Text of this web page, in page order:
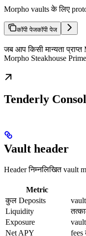
Morpho vaults के लिए
कॉपी पेजकॉपी पेज
जब आप किसी मान्यता
Morpho Steakhouse
Tenderly
Vault header
Header निम्नलिखित vault
Metric
कुल Deposits
Liquidity
Exposure
Net APY
fees